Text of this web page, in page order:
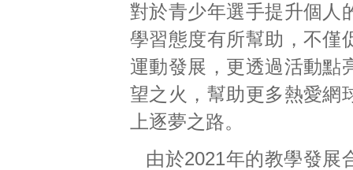
對於青少年選手提升個人
學習態度有所幫助，不僅
運動發展，更透過活動點
望之火，幫助更多熱愛網
上逐夢之路。
由於2021年的教學發展